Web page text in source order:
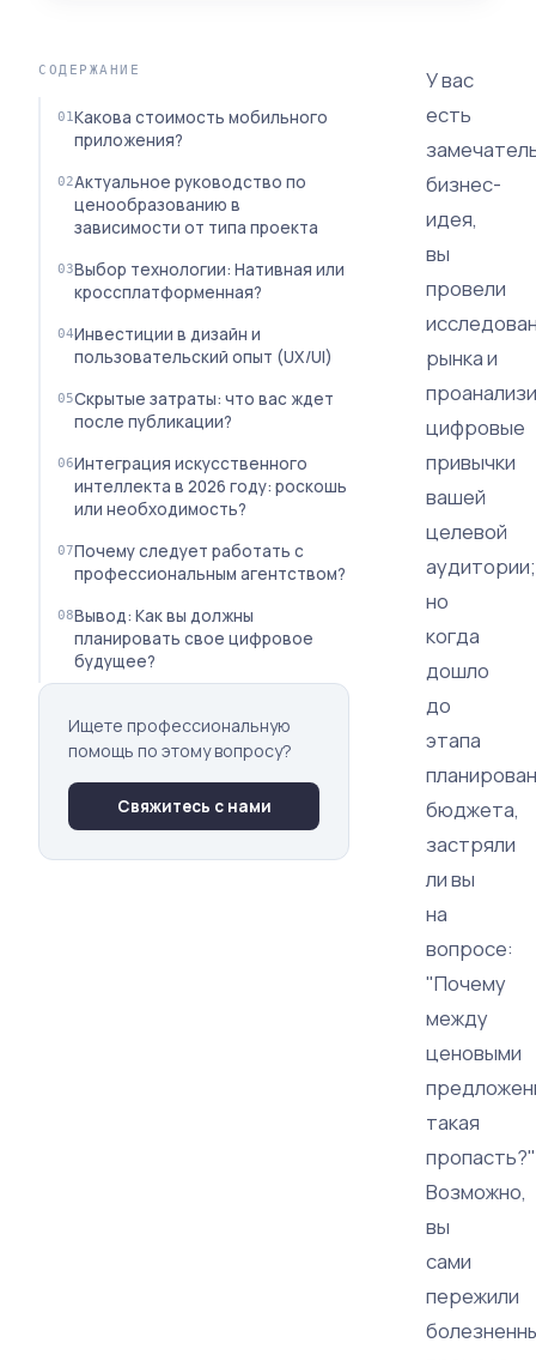
СОДЕРЖАНИЕ
Какова стоимость мобильного
приложения?
Актуальное руководство по
ценообразованию в
зависимости от типа проекта
Выбор технологии: Нативная или
кроссплатформенная?
Инвестиции в дизайн и
пользовательский опыт (UX/UI)
Скрытые затраты: что вас ждет
после публикации?
Интеграция искусственного
интеллекта в 2026 году: роскошь
или необходимость?
Почему следует работать с
профессиональным агентством?
Вывод: Как вы должны
планировать свое цифровое
будущее?
Ищете профессиональную
помощь по этому вопросу?
Свяжитесь с нами
У вас
есть
бизнес-
идея,
вы
провели
рынка и
цифровые
привычки
вашей
целевой
аудитории;
но
когда
дошло
до
этапа
бюджета,
застряли
ли вы
на
вопросе:
"Почему
между
ценовыми
такая
пропасть?"
Возможно,
вы
сами
пережили